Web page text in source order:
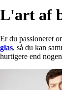
L'art af
Er du passioneret
glas, så du kan
hurtigere end